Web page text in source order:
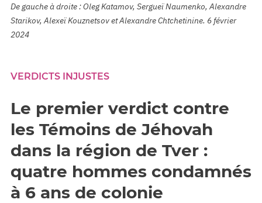
De gauche à droite : Oleg Katamov, Sergueï Naumenko, Alexandre
Starikov, Alexeï Kouznetsov et Alexandre Chtchetinine. 6 février
2024
VERDICTS INJUSTES
Le premier verdict contre
les Témoins de Jéhovah
dans la région de Tver :
quatre hommes condamnés
à 6 ans de colonie